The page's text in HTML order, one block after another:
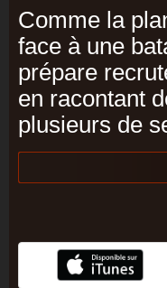
Comme la
face à une
prépare
en racontant
plusieurs de